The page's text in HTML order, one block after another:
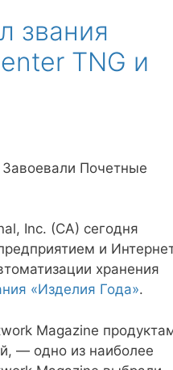
звания
TNG и
Почетные
Inc. (CA) сегодня
и
хранения
«Изделия Года».
Magazine
— одно из наиболее